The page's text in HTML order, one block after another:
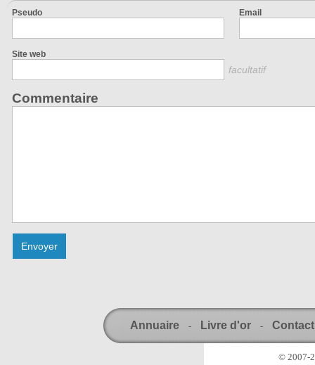
Pseudo Email
Site web
facultatif
Commentaire
Annuaire - Livre d'or - Contact
© 2007-